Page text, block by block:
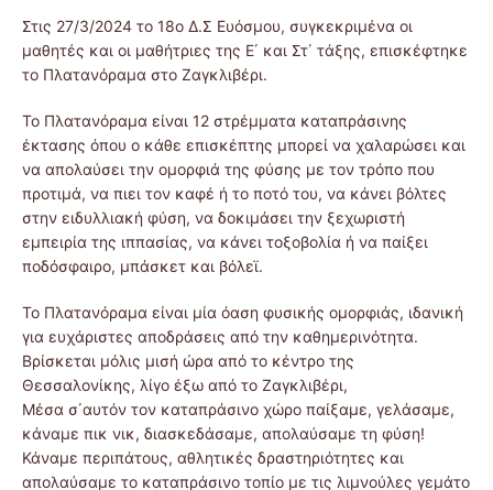
Στις 27/3/2024 το 18ο Δ.Σ Ευόσμου, συγκεκριμένα οι
μαθητές και οι μαθήτριες της Ε΄ και Στ΄ τάξης, επισκέφτηκε
το Πλατανόραμα στο Ζαγκλιβέρι.
Το Πλατανόραμα είναι 12 στρέμματα καταπράσινης
έκτασης όπου ο κάθε επισκέπτης μπορεί να χαλαρώσει και
να απολαύσει την ομορφιά της φύσης με τον τρόπο που
προτιμά, να πιει τον καφέ ή το ποτό του, να κάνει βόλτες
στην ειδυλλιακή φύση, να δοκιμάσει την ξεχωριστή
εμπειρία της ιππασίας, να κάνει τοξοβολία ή να παίξει
ποδόσφαιρο, μπάσκετ και βόλεϊ.
Το Πλατανόραμα είναι μία όαση φυσικής ομορφιάς, ιδανική
για ευχάριστες αποδράσεις από την καθημερινότητα.
Βρίσκεται μόλις μισή ώρα από το κέντρο της
Θεσσαλονίκης, λίγο έξω από το Ζαγκλιβέρι,
Μέσα σ΄αυτόν τον καταπράσινο χώρο παίξαμε, γελάσαμε,
κάναμε πικ νικ, διασκεδάσαμε, απολαύσαμε τη φύση!
Κάναμε περιπάτους, αθλητικές δραστηριότητες και
απολαύσαμε το καταπράσινο τοπίο με τις λιμνούλες γεμάτο